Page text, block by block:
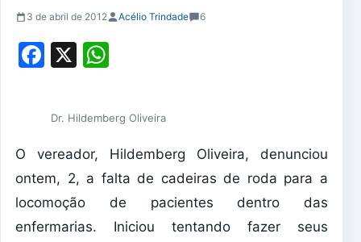
3 de abril de 2012 Acélio Trindade 6
Facebook
X
Dr. Hildemberg Oliveira
O vereador, Hildemberg Oliveira, denunciou
ontem, 2, a falta de cadeiras de roda para a
locomoção de pacientes dentro das
enfermarias. Iniciou tentando fazer seus